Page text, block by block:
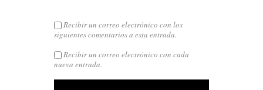
Recibir un correo electrónico con los
siguientes comentarios a esta entrada.
Recibir un correo electrónico con cada
nueva entrada.